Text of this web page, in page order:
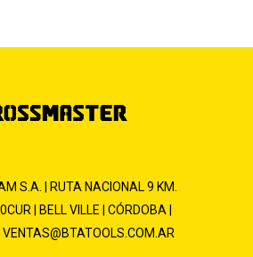
S.A. | RUTA NACIONAL 9 KM.
| BELL VILLE | CÓRDOBA |
VENTAS@BTATOOLS.COM.AR